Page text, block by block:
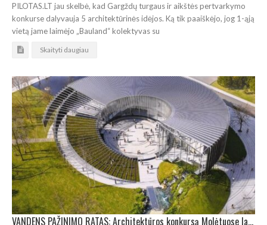
PILOTAS.LT jau skelbė, kad Gargždų turgaus ir aikštės pertvarkymo
konkurse dalyvauja 5 architektūrinės idėjos. Ką tik paaiškėjo, jog 1-ąją
vietą jame laimėjo „Bauland“ kolektyvas su
Skaityti daugiau
VANDENS PAŽINIMO RATAS: Architektūros konkursą Molėtuose laimėjo „Arches“